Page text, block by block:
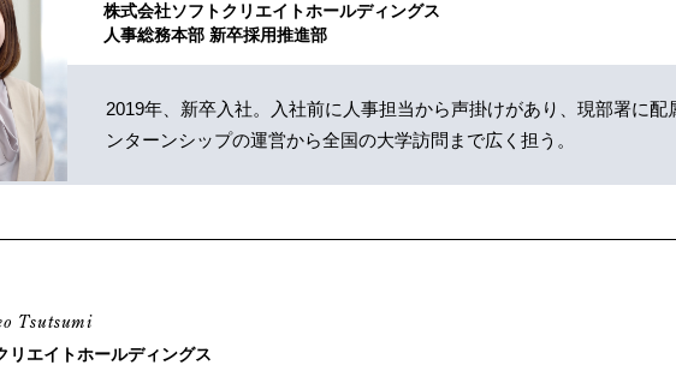
株式会社ソフトクリエイトホールディングス
人事総務本部 新卒採用推進部
2019年、新卒入社。入社前に人事担当から声掛けがあり、現部署に
ンターンシップの運営から全国の大学訪問まで広く担う。
Tsutsumi
リエイトホールディングス